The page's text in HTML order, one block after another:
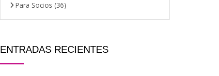
Para Socios (36)
ENTRADAS RECIENTES